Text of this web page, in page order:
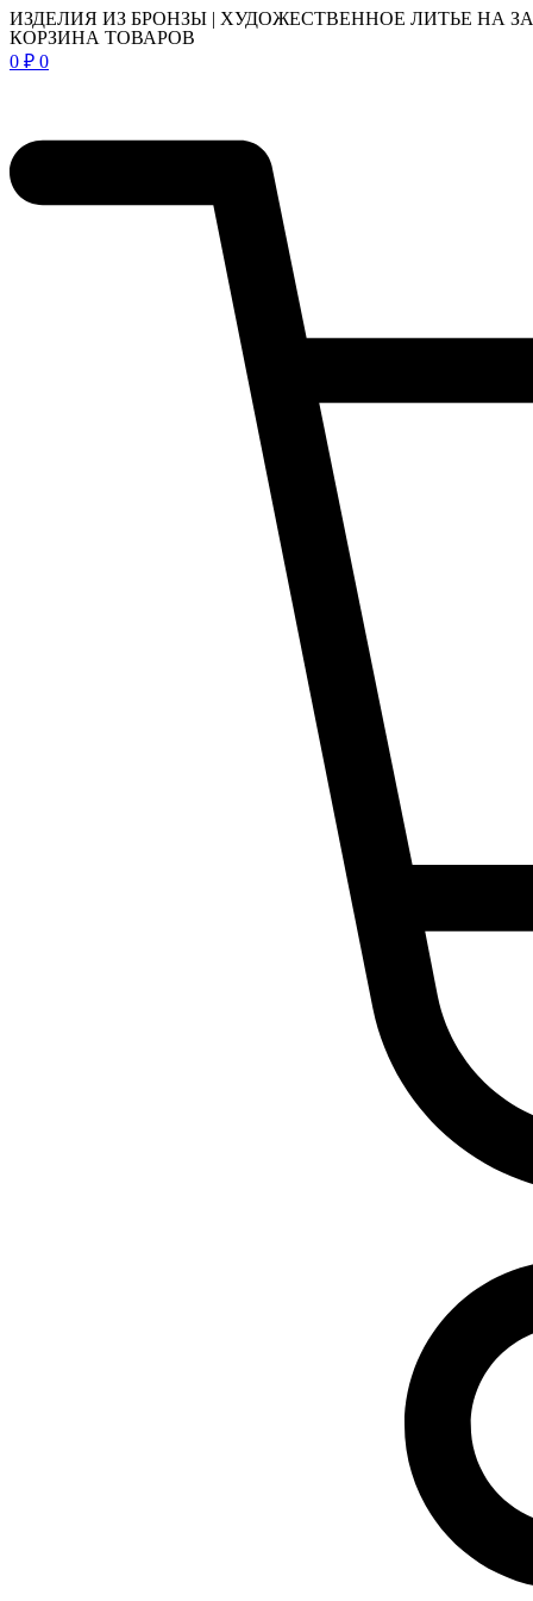
ИЗДЕЛИЯ ИЗ БРОНЗЫ | ХУДОЖЕСТВЕННОЕ ЛИТЬЕ НА
КОРЗИНА ТОВАРОВ
0 ₽ 0